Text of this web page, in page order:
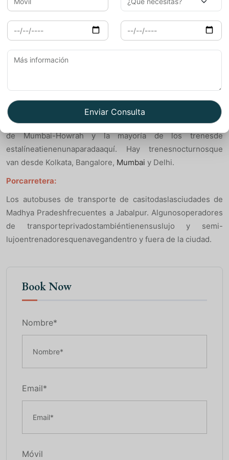
CongresoTripuri en 1939.
Cómollegar
En avión:
Jabalpurtienesupropioaeropuertonacional y
En tren:
Jabalpurestación terminal estásituada en la líneaprincipal
de Mumbai-Howrah y la mayoría de los trenesde
estalíneatienenunaparadaaquí. Hay trenesnocturnosque
van desde Kolkata, Bangalore, Mumbai y Delhi.
Porcarretera:
Los autobuses de transporte de casitodaslasciudades de
Madhya Pradeshfrecuentes a Jabalpur. Algunosoperadores
de transporteprivadostambiéntienensuslujo y semi-
lujoentrenadoresquenavegandentro y fuera de la ciudad.
Book Now
Nombre*
Email*
Móvil